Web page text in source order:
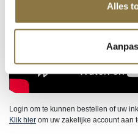
Alles
Login om te kunnen bestellen of uw
Klik hier om uw zakelijke account aan